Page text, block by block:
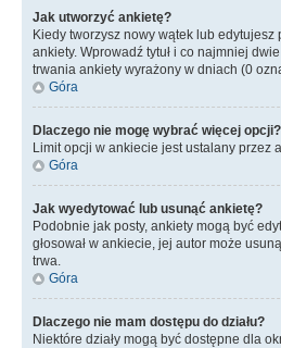
Jak utworzyć ankietę?
Kiedy tworzysz nowy wątek lub
ankiety. Wprowadź tytuł i co najmniej
trwania ankiety wyrażony w dniach (0
Góra
Dlaczego nie mogę wybrać więcej opcji?
Limit opcji w ankiecie jest ustalany przez
Góra
Jak wyedytować lub usunąć ankietę?
Podobnie jak posty, ankiety mogą być
głosował w ankiecie, jej autor może
trwa.
Góra
Dlaczego nie mam dostępu do działu?
Niektóre działy mogą być dostępne dla